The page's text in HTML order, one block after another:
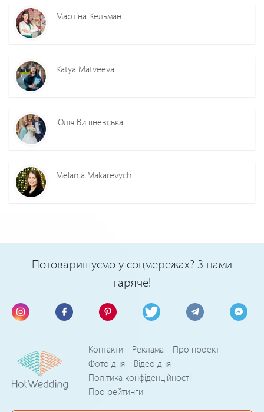
Мартіна Кельман
Katya Matveeva
Юлія Вишневська
Melania Makarevych
Потоваришуємо у соцмережах? З нами
гаряче!
Контакти Реклама
Про проект
Фото дня
Відео дня
Політика конфіденційності
Про рейтинги